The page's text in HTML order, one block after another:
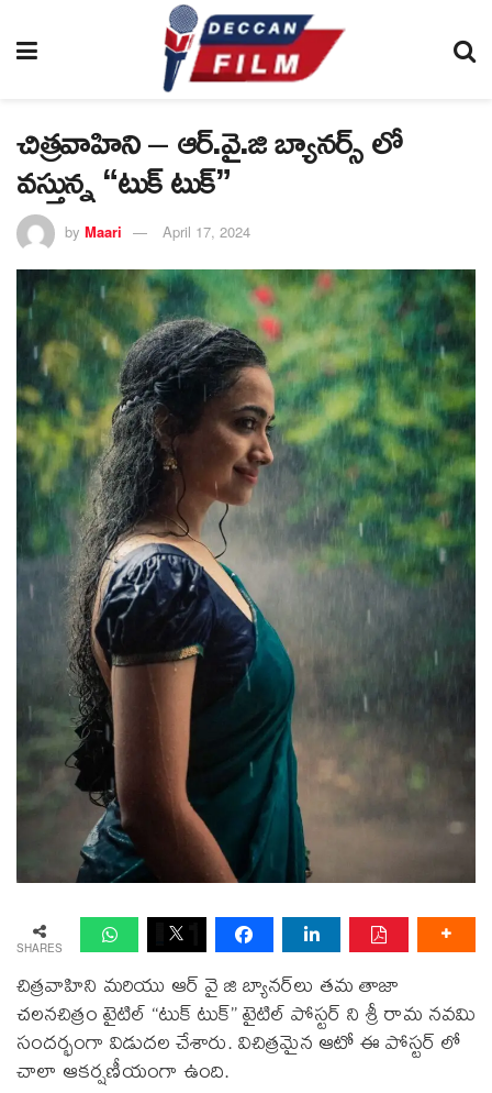
చిత్రవాహిని – ఆర్.వై.జి బ్యానర్స్ లో
వస్తున్న “టుక్ టుక్”
by Maari April 17, 2024
SHARES
చిత్రవాహిని మరియు ఆర్ వై జి బ్యానర్‌లు తమ తాజా
చలనచిత్రం టైటిల్ “టుక్ టుక్” టైటిల్ పోస్టర్ ని శ్రీ రామ నవమి
సందర్భంగా విడుదల చేశారు. విచిత్రమైన ఆటో ఈ పోస్టర్ లో
చాలా ఆకర్షణీయంగా ఉంది.